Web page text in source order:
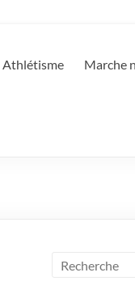
Athlétisme Marche